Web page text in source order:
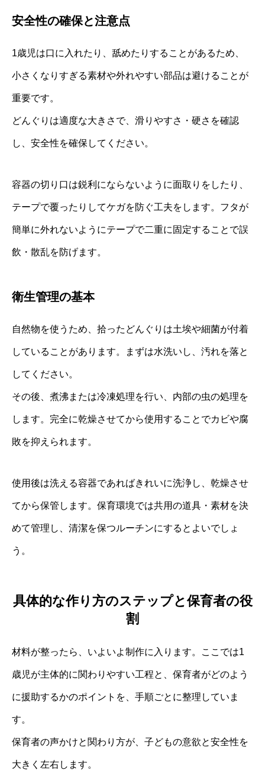
安全性の確保と注意点
1歳児は口に入れたり、舐めたりすることがあるため、
小さくなりすぎる素材や外れやすい部品は避けることが
重要です。
どんぐりは適度な大きさで、滑りやすさ・硬さを確認
し、安全性を確保してください。
容器の切り口は鋭利にならないように面取りをしたり、
テープで覆ったりしてケガを防ぐ工夫をします。フタが
簡単に外れないようにテープで二重に固定することで誤
飲・散乱を防げます。
衛生管理の基本
自然物を使うため、拾ったどんぐりは土埃や細菌が付着
していることがあります。まずは水洗いし、汚れを落と
してください。
その後、煮沸または冷凍処理を行い、内部の虫の処理を
します。完全に乾燥させてから使用することでカビや腐
敗を抑えられます。
使用後は洗える容器であればきれいに洗浄し、乾燥させ
てから保管します。保育環境では共用の道具・素材を決
めて管理し、清潔を保つルーチンにするとよいでしょ
う。
具体的な作り方のステップと保育者の役
割
材料が整ったら、いよいよ制作に入ります。ここでは1
歳児が主体的に関わりやすい工程と、保育者がどのよう
に援助するかのポイントを、手順ごとに整理していま
す。
保育者の声かけと関わり方が、子どもの意欲と安全性を
大きく左右します。